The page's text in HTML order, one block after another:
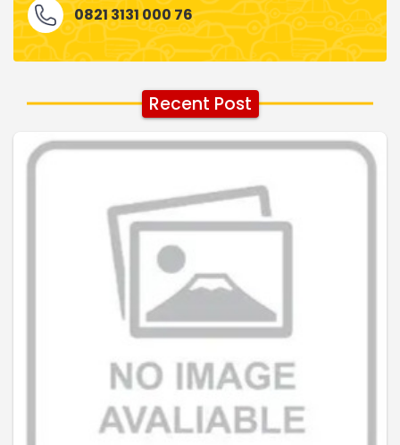
0821 3131 000 76
Recent Post